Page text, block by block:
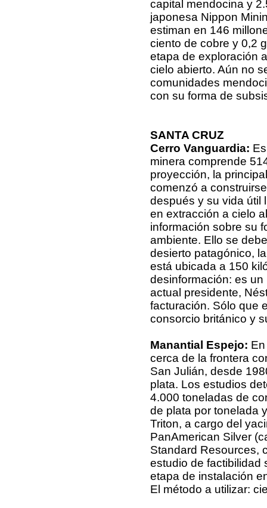
capital mendocina y
japonesa Nippon
estiman en 146
ciento de cobre y 0,2
etapa de exploración
cielo abierto. Aún no
comunidades
con su forma de
SANTA CRUZ
Cerro Vanguardia:
minera comprende
proyección, la
comenzó a
después y su vida útil
en extracción a cielo
información sobre su
ambiente. Ello se
desierto patagónico,
está ubicada a 150
desinformación: es
actual presidente,
facturación. Sólo que
consorcio británico y
Manantial Espejo:
cerca de la frontera
San Julián, desde
plata. Los estudios
4.000 toneladas de
de plata por tonelada
Triton, a cargo del
PanAmerican Silver
Standard Resources,
estudio de factibilidad
etapa de instalación
El método a utilizar: